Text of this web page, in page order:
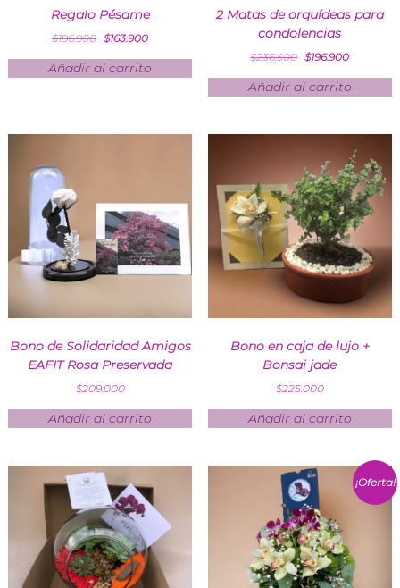
Regalo Pésame
$196.900 $163.900
Añadir al carrito
2 Matas de orquídeas para
condolencias
$236.500 $196.900
Añadir al carrito
Bono de Solidaridad Amigos
EAFIT Rosa Preservada
$209.000
Añadir al carrito
Bono en caja de lujo +
Bonsai jade
$225.000
Añadir al carrito
¡Oferta!